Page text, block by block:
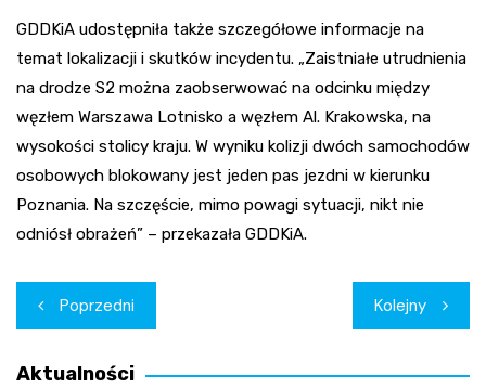
GDDKiA udostępniła także szczegółowe informacje na
temat lokalizacji i skutków incydentu. „Zaistniałe utrudnienia
na drodze S2 można zaobserwować na odcinku między
węzłem Warszawa Lotnisko a węzłem Al. Krakowska, na
wysokości stolicy kraju. W wyniku kolizji dwóch samochodów
osobowych blokowany jest jeden pas jezdni w kierunku
Poznania. Na szczęście, mimo powagi sytuacji, nikt nie
odniósł obrażeń” – przekazała GDDKiA.
Nawigacja
wpisu
Poprzedni Kolejny
Aktualności